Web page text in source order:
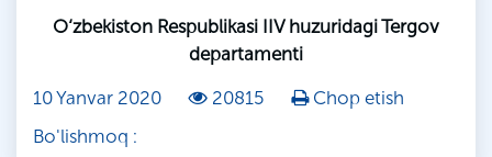
O‘zbekiston Respublikasi IIV huzuridagi Tergov
departamenti
10 Yanvar 2020
20815
Chop etish
Bo'lishmoq :